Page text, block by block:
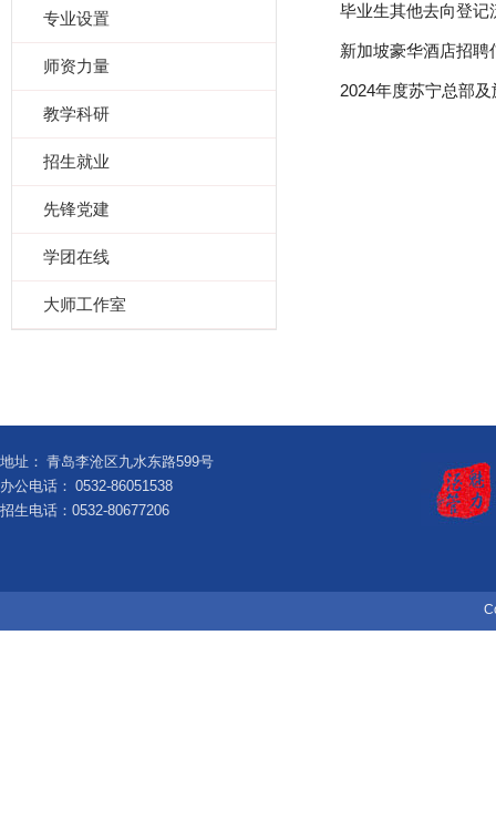
专业设置
师资力量
教学科研
招生就业
先锋党建
学团在线
大师工作室
毕业生其他去向登记
新加坡豪华酒店招聘
2024年度苏宁总部
地址： 青岛李沧区九水东路599号
办公电话： 0532-86051538
招生电话：0532-80677206